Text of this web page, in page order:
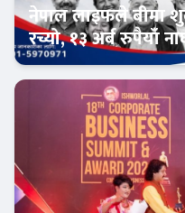
नेपाल लाइफले बीमा
रच्यो, १३ अर्ब रुपैयाँ